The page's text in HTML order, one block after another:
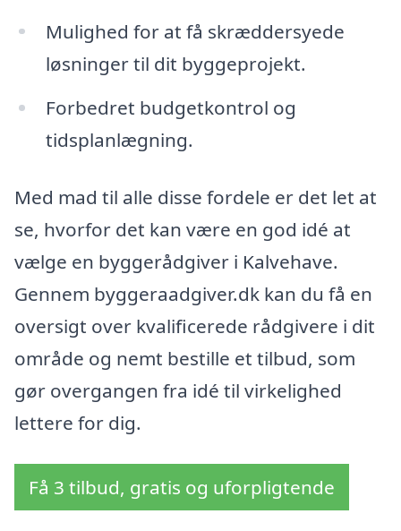
Mulighed for at få skræddersyede
løsninger til dit byggeprojekt.
Forbedret budgetkontrol og
tidsplanlægning.
Med mad til alle disse fordele er det let at
se, hvorfor det kan være en god idé at
vælge en byggerådgiver i Kalvehave.
Gennem byggeraadgiver.dk kan du få en
oversigt over kvalificerede rådgivere i dit
område og nemt bestille et tilbud, som
gør overgangen fra idé til virkelighed
lettere for dig.
Få 3 tilbud, gratis og uforpligtende